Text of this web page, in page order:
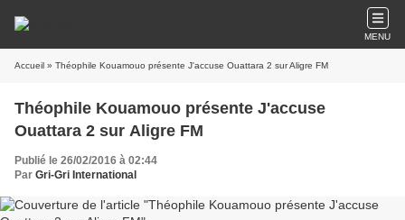
MENU
Accueil » Théophile Kouamouo présente J'accuse Ouattara 2 sur Aligre FM
Théophile Kouamouo présente J'accuse
Ouattara 2 sur Aligre FM
Publié le 26/02/2016 à 02:44
Par Gri-Gri International